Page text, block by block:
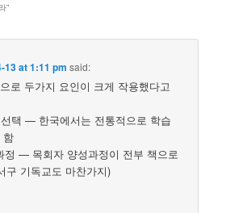
”
13 at 1:11 pm said:
로 두가지 요인이 크게 작용했다고
선택 — 한국에서는 전통적으로 학습
함
정 — 목회자 양성과정이 전부 책으로
구 기독교도 마찬가지)